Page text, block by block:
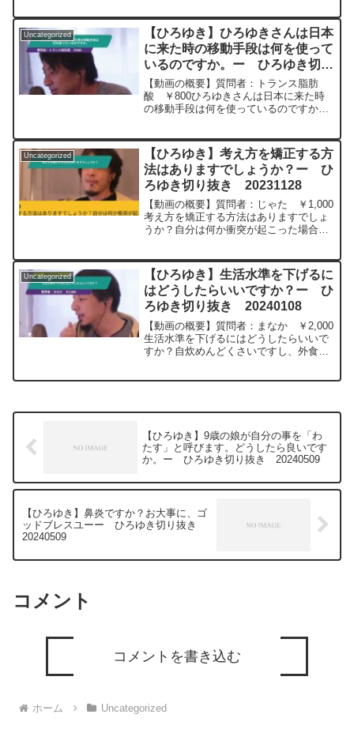
かな？と気になったことがあれば、下記
のサイトから検索してみてください。
https://hiroyuki-ziten.com/できるだけ、
多くの質問を今後も編集し、アップロー
ドしていきますので、使いやすいと感じ
て頂けたら、いいね！やチャンネル登録
をよろしくお願いします。
田の感覚は間違っていますか？元動画：
果実の木...
Uncategorized
【ひろゆき】ひろゆきさんは日本
に来た時の移動手段は何を使って
いるのですか。ー ひろゆき切り
抜き 20230919
【動画の概要】質問者：トランス脂肪
酸 ￥800ひろゆきさんは日本に来た時
の移動手段は何を使っているのですか。
M21 ひろゆきさんの動画で...
Uncategorized
【ひろゆき】考え方を矯正する方
法はありますでしょうか？ー ひ
ろゆき切り抜き 20231128
【動画の概要】質問者：じゃた ￥1,000
考え方を矯正する方法はありますでしょ
うか？自分は何か衝突が起こった場合、
に殴られた人がいたら殴られた側が悪
い、痴漢された人がい...
Uncategorized
【ひろゆき】生活水準を下げるに
はどうしたらいいですか？ー ひ
ろゆき切り抜き 20240108
【動画の概要】質問者：まなか ￥2,000
生活水準を下げるにはどうしたらいいで
すか？自炊めんどくさいですし、外食・
【ひろゆき】9歳の娘が自分の事を「わ
たす」と呼びます。どうしたら良いです
か。ー ひろゆき切り抜き 20240509
【ひろゆき】鼻炎ですか？お大事に、ゴ
ッドブレスユーー ひろゆき切り抜き
20240509
コメント
コメントを書き込む
ホーム Uncategorized